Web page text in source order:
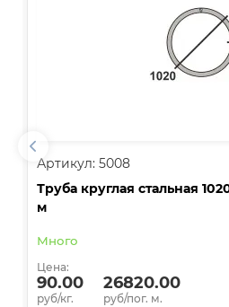
Артикул: 5008
Труба круглая стальная
м
Много
Цена:
90.00
руб/кг.
26820.00
руб/пог. м.